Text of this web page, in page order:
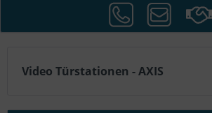
Video Türstationen - AXIS